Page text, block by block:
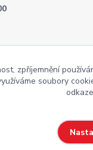
zpříjemnění
soubory